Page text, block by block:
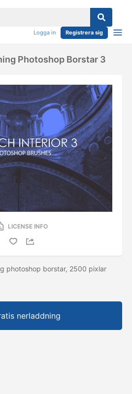
Logga in Registrera sig
Photoshop Borstar 3
LICENSE INFO
photoshop borstar, 2500 pixlar
nerladdning